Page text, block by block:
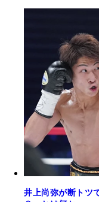
井上尚弥が断トツ